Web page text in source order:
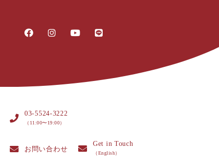
03-5524-3222
（11:00〜19:00）
お問い合わせ
Get in Touch
（English）